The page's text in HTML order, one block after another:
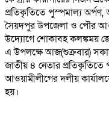
প্রতিকৃতিতে পুস্পমাল্য
সৈয়দপুর উপজেলা ও পৌর
উদ্যোগে শোকাবহ কলঙ্কময়
এ উপলক্ষে আজ(শুক্রবার)
জাতীয় ৪ নেতার
আওয়ামীলীগের দলীয়
হয়।